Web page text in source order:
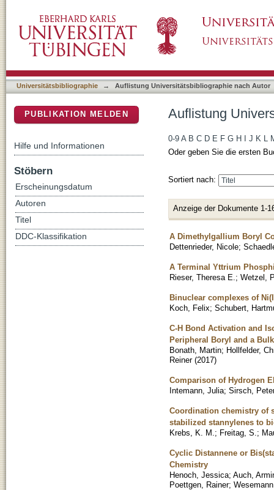
Universitätsbibliographie → Auflistung Universitätsbibliographie nach Autor
Auflistung
0-9 A B C D E F G H J K L
Oder geben Sie die ersten
Sortiert nach:
Anzeige der Dokumente 1-
A Dimethylgallium Boryl
Dettenrieder, Nicole;
A Terminal Yttrium
Rieser, Theresa E. ; Wetzel,
Binuclear complexes of
Koch, Felix; Schubert,
C-H Bond Activation and
Peripheral Boryl and a
Bonath, Martin; Hollfelder,
Reiner (2017)
Comparison of Hydrogen
Intemann, Julia; Sirsch,
Coordination chemistry of
stabilized stannylenes to
Krebs, K. M. ; Freitag, S. ;
Cyclic Distannene or
Chemistry
Henoch, Jessica; Auch,
Poettgen, Rainer;
PUBLIKATION MELDEN
Hilfe und Informationen
Stöbern
Erscheinungsdatum
Autoren
Titel
DDC-Klassifikation